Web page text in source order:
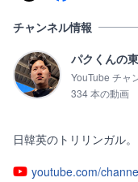
チャンネル情報
パクくんの
YouTube チャ
334 本の動画
日韓英のトリリンガル。
youtube.com/